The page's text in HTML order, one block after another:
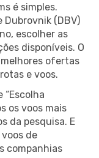
é simples.
(DBV)
escolher as
disponíveis. O
ofertas
e voos.
“Escolha
os voos mais
da pesquisa. E
de
companhias